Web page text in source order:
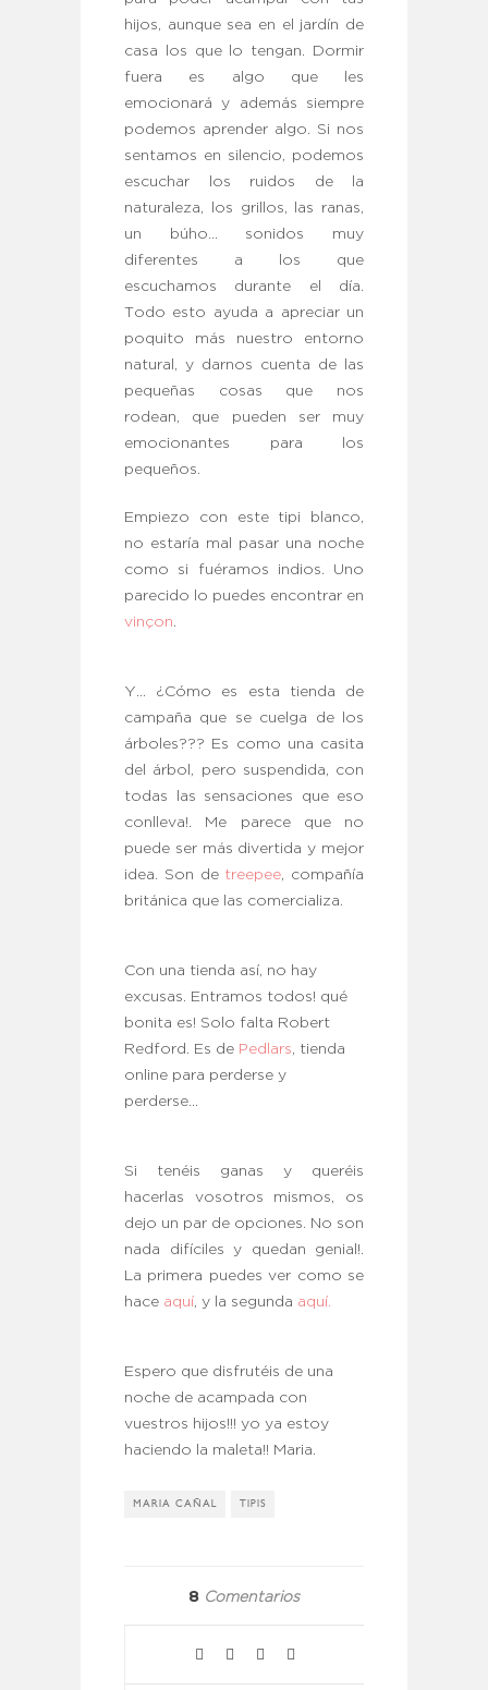
hijos, aunque sea en el jardín de
casa los que lo tengan. Dormir
fuera es algo que les
emocionará y además siempre
podemos aprender algo. Si nos
sentamos en silencio, podemos
escuchar los ruidos de la
naturaleza, los grillos, las ranas,
un búho… sonidos muy
diferentes a los que
escuchamos durante el día.
Todo esto ayuda a apreciar un
poquito más nuestro entorno
natural, y darnos cuenta de las
pequeñas cosas que nos
rodean, que pueden ser muy
emocionantes para los
pequeños.
Empiezo con este tipi blanco,
no estaría mal pasar una noche
como si fuéramos indios. Uno
parecido lo puedes encontrar en
vinçon
Y… ¿Cómo es esta tienda de
campaña que se cuelga de los
árboles??? Es como una casita
del árbol, pero suspendida, con
todas las sensaciones que eso
conlleva!. Me parece que no
puede ser más divertida y mejor
idea. Son detreepee , compañía
británica que las comercializa.
Con una tienda así, no hay
excusas. Entramos todos! qué
bonita es! Solo falta Robert
Redford. Es de Pedlars , tienda
online para perderse y
perderse…
Si tenéis ganas y queréis
hacerlas vosotros mismos, os
dejo un par de opciones. No son
nada difíciles y quedan genial!.
La primera puedes ver como se
hace aquí , y la segunda aquí.
Espero que disfrutéis de una
noche de acampada con
vuestros hijos!!! yo ya estoy
haciendo la maleta!! Maria.
MARIA CAÑAL TIPIS
8 Comentarios